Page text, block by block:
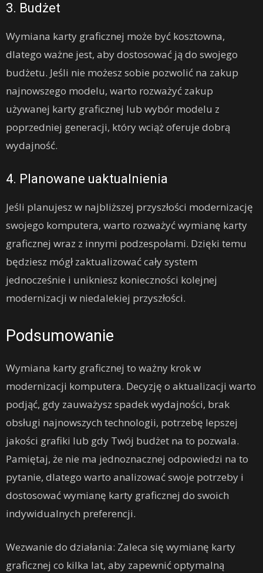
3. Budżet
Wymiana karty graficznej może być kosztowna,
dlatego ważne jest, aby dostosować ją do swojego
budżetu. Jeśli nie możesz sobie pozwolić na zakup
najnowszego modelu, warto rozważyć zakup
używanej karty graficznej lub wybór modelu z
poprzedniej generacji, który wciąż oferuje dobrą
wydajność.
4. Planowane uaktualnienia
Jeśli planujesz w najbliższej przyszłości modernizację
swojego komputera, warto rozważyć wymianę karty
graficznej wraz z innymi podzespołami. Dzięki temu
będziesz mógł zaktualizować cały system
jednocześnie i unikniesz konieczności kolejnej
modernizacji w niedalekiej przyszłości.
Podsumowanie
Wymiana karty graficznej to ważny krok w
modernizacji komputera. Decyzję o aktualizacji warto
podjąć, gdy zauważysz spadek wydajności, brak
obsługi najnowszych technologii, potrzebę lepszej
jakości grafiki lub gdy Twój budżet na to pozwala.
Pamiętaj, że nie ma jednoznacznej odpowiedzi na to
pytanie, dlatego warto analizować swoje potrzeby i
dostosować wymianę karty graficznej do swoich
indywidualnych preferencji.
Wezwanie do działania: Zaleca się wymianę karty
graficznej co kilka lat, aby zapewnić optymalną